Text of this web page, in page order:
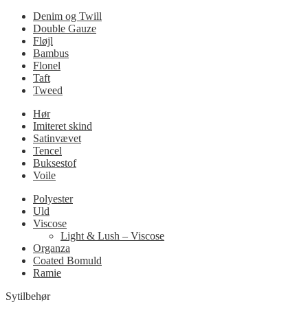
Denim og Twill
Double Gauze
Fløjl
Bambus
Flonel
Taft
Tweed
Hør
Imiteret skind
Satinvævet
Tencel
Buksestof
Voile
Polyester
Uld
Viscose
Light & Lush – Viscose
Organza
Coated Bomuld
Ramie
Sytilbehør